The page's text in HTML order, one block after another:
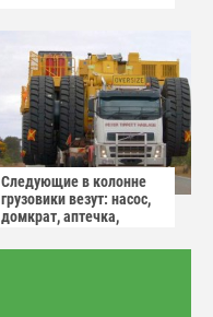
Следующие в колонне
грузовики везут: насос,
домкрат, аптечка,